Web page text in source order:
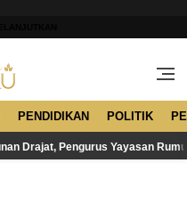
PENDIDIKAN POLITIK
Drajat, Pengurus Yayasan